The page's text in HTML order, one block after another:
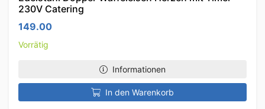
230V Catering
149.00
Vorrätig
Informationen
In den Warenkorb